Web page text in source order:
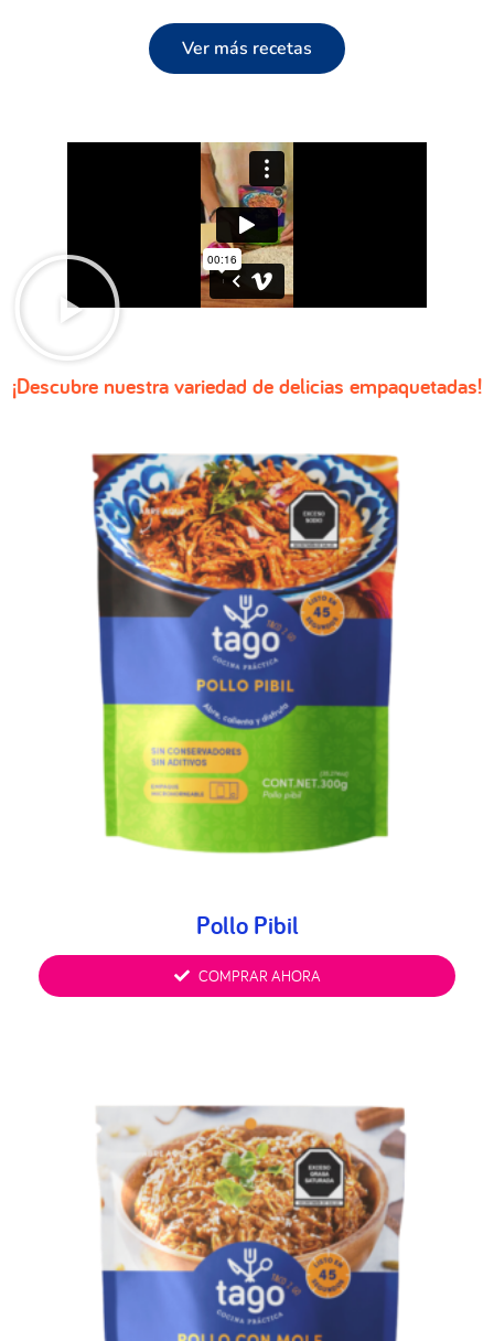
Ver más recetas
¡Descubre nuestra variedad de delicias empaquetadas!
Pollo Pibil
COMPRAR AHORA